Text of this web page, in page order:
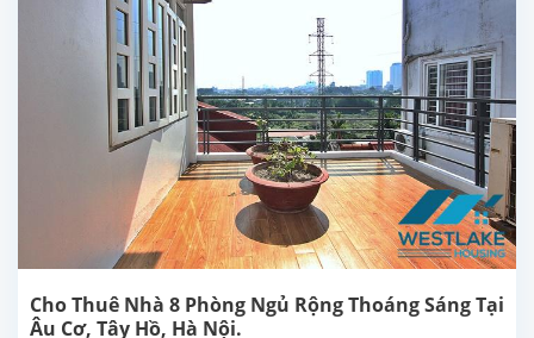
và
sân
vườn
rộng
tại
Tây
Hồ,
Hà
Nội.
5
Cho Thuê Nhà 8 Phòng Ngủ Rộng Thoáng Sáng Tại
Âu Cơ, Tây Hồ, Hà Nội.